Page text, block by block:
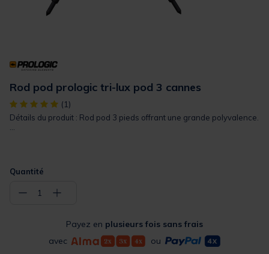
Rod pod prologic tri-lux pod 3 cannes
[object Object] out of 5 Customer Rating
(1)
Détails du produit : Rod pod 3 pieds offrant une grande polyvalence.
...
Quantité
− 1 +
Payez en plusieurs fois sans frais
avec
ou